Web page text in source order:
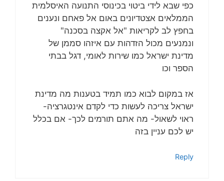
כפי שבא לידי ביטוי בכינוסי התנועה האיסלמית
הממלאים אצטדיונים באום אל פאחם ונענים
בחפץ לב לקריאות "אל אקצה בסכנה"
ונמנעים מכול הזדהות עם איזהו סממן של
מדינת ישראל כמו שירות לאומי, דגל בבתי
הספר וכו
אז במקום לבוא כמו תמיד בטענות מה מדינת
ישראל צריכה לעשות כדי לקדם אינטגרציה-
ראוי לשאול- מה אתם תורמים לכך- אם בכלל
יש לכם עניין בזה
Reply